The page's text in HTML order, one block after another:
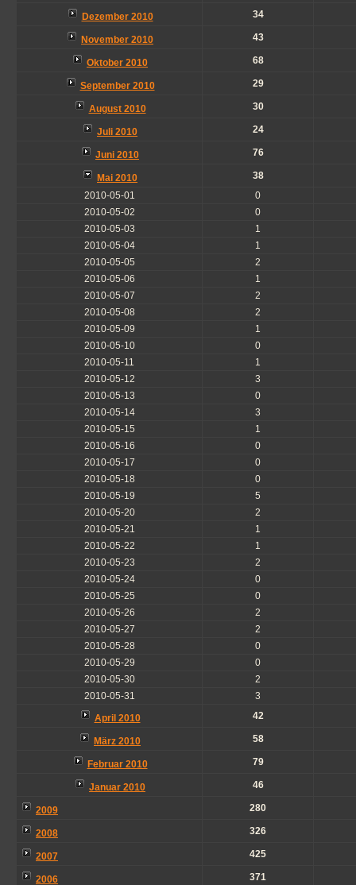
Dezember 2010 34
November 2010 43
Oktober 2010 68
September 2010 29
August 2010 30
Juli 2010 24
Juni 2010 76
Mai 2010
38
2010-05-01
0
2010-05-02
0
2010-05-03
1
2010-05-04
1
2010-05-05
2
2010-05-06
1
2010-05-07
2
2010-05-08
2
2010-05-09
1
2010-05-10
0
2010-05-11
1
2010-05-12
3
2010-05-13
0
2010-05-14
3
2010-05-15
1
2010-05-16
0
2010-05-17
0
2010-05-18
0
2010-05-19
5
2010-05-20
2
2010-05-21
1
2010-05-22
1
2010-05-23
2
2010-05-24
0
2010-05-25
0
2010-05-26
2
2010-05-27
2
2010-05-28
0
2010-05-29
0
2010-05-30
2
2010-05-31
3
April 2010
42
März 2010 58
Februar 2010 79
Januar 2010 46
2009 280
2008 326
2007 425
2006 371